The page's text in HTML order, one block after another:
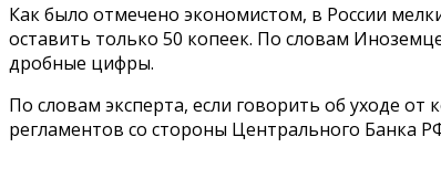
Как было отмечено экономистом, в России
оставить только 50 копеек. По словам
дробные цифры.
По словам эксперта, если говорить об уходе
регламентов со стороны Центрального Банка